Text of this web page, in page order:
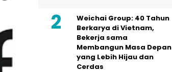
Weichai Group: 40 Tahun
Berkarya di Vietnam,
Bekerja sama
Membangun Masa Depan
yang Lebih Hijau dan
Cerdas